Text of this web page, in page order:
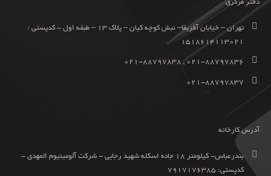
دفتر مرکزی
تهران – خیابان آفریقا– نبش کوچه کیان – پلاک ۱۳ – طبقه اول - کدپستی :
۱۵۱۸۶۱۴۱۱۳۰۲۱
۰۲۱-۸۸۷۹۷۸۳۶ , ۰۲۱-۸۸۷۹۷۸۳۸
۰۲۱-۸۸۷۹۷۸۳۷
آدرس کارخانه
بندرعباس- کیلومتر ۱۸ جاده اسکله شهید رجایی - شرکت آلومینیوم المهدی -
کدپستی: ۷۹۱۷۱۷۶۳۸۵